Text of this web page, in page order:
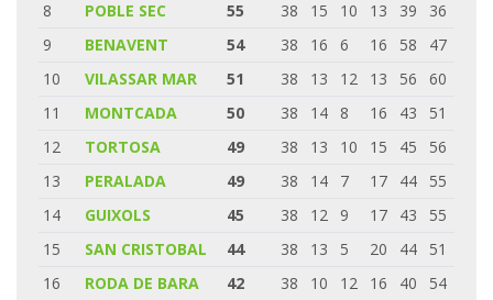
8
POBLE SEC 55 38 15 10 13 39
36
9
BENAVENT 54 38 16 6 16 58
47
10
VILASSAR MAR 51 38 13 12 13 56
60
11
MONTCADA 50 38 14 8 16 43
51
12
TORTOSA 49 38 13 10 15 45
56
13
PERALADA 49 38 14 7 17 44
55
14
GUIXOLS 45 38 12 9 17 43
55
15
SAN CRISTOBAL 44 38 13 5 20 44
51
16
RODA DE BARA 42 38 10 12 16 40
54